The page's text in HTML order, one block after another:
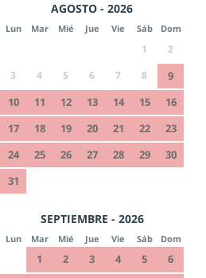
AGOSTO - 2026
Lun Mar Mié Jue Vie Sáb Dom
1
2
3
4 5 6 7 8
9
10
11 12 13 14 15
16
17
18 19 20 21 22
23
24
25 26 27 28 29
30
31
SEPTIEMBRE - 2026
Lun Mar Mié Jue Vie Sáb Dom
1 2 3 4 5
6